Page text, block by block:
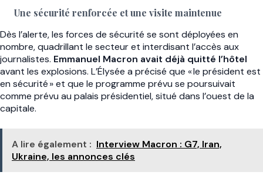
Une sécurité renforcée et une visite maintenue
Dès l’alerte, les forces de sécurité se sont déployées en
nombre, quadrillant le secteur et interdisant l’accès aux
journalistes. Emmanuel Macron avait déjà quitté l’hôtel
avant les explosions. L’Élysée a précisé que « le président est
en sécurité » et que le programme prévu se poursuivait
comme prévu au palais présidentiel, situé dans l’ouest de la
capitale.
A lire également : Interview Macron : G7, Iran,
Ukraine, les annonces clés